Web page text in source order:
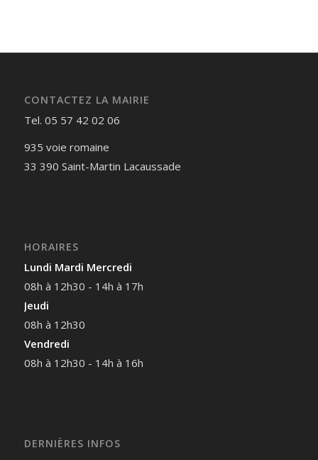
CONTACTEZ LA MAIRIE
Tel. 05 57 42 02 06
935 voie romaine
33 390 Saint-Martin Lacaussade
HORAIRES
Lundi Mardi Mercredi
08h à 12h30 - 14h à 17h
Jeudi
08h à 12h30
Vendredi
08h à 12h30 - 14h à 16h
DERNIÈRES INFOS